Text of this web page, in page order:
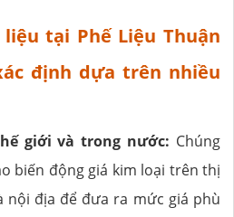
tại Phế Liệu Thuận
định dựa trên nhiều
giới và trong nước: Chúng
biến động giá kim loại trên thị
nội địa để đưa ra mức giá phù